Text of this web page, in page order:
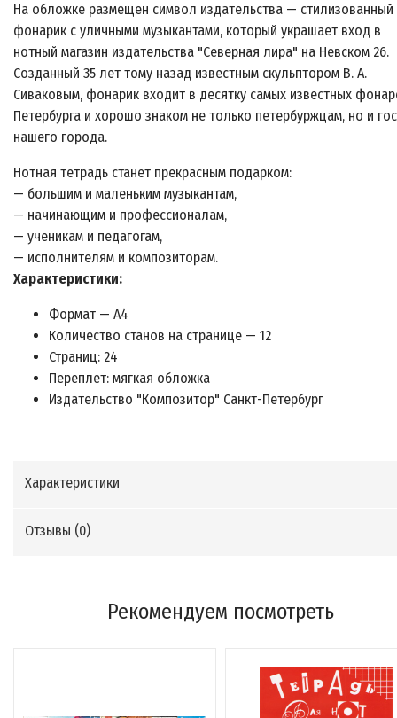
На обложке размещен символ издательства — стилизованный
фонарик с уличными музыкантами, который украшает вход в
нотный магазин издательства "Северная лира" на Невском 26.
Созданный 35 лет тому назад известным скульптором В. А.
Сиваковым, фонарик входит в десятку самых известных
Петербурга и хорошо знаком не только петербуржцам, но и
нашего города.
Нотная тетрадь станет прекрасным подарком:
— большим и маленьким музыкантам,
— начинающим и профессионалам,
— ученикам и педагогам,
— исполнителям и композиторам.
Характеристики:
Формат — А4
Количество станов на странице — 12
Страниц: 24
Переплет: мягкая обложка
Издательство "Композитор" Санкт-Петербург
Характеристики
Отзывы (0)
Рекомендуем посмотреть